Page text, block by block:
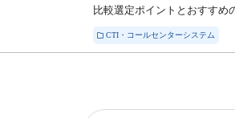
比較選定ポイントとおすすめ
CTI・コールセンターシステム